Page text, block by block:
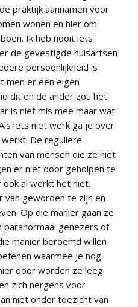
praktijk aannamen voor
wonen en hier om
Ik heb nooit iets
de gevestigde huisartsen
persoonlijkheid is
men er een eigen
dit en de ander zou het
is niet mis mee maar wat
iets niet werk ga je over
De reguliere
van mensen die ze niet
er niet door geholpen te
ook al werkt het niet.
van geworden te zijn en
Op die manier gaan ze
genezers of
manier beroemd willen
waarmee je nog
door worden ze leeg
zich nergens voor
niet onder toezicht van